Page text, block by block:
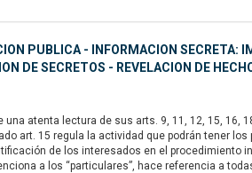
PUBLICA - INFORMACION SECRETA:
DE SECRETOS - REVELACION DE
atenta lectura de sus arts. 9, 11, 12, 15, 16,
art. 15 regula la actividad que podrán tener los
de los interesados en el procedimiento
a los “particulares”, hace referencia a